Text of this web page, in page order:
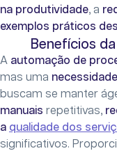
na produtividade, a
exemplos práticos
Benefícios
A automação de
mas uma
buscam se manter
manuais repetitivas,
a qualidade dos
significativos.